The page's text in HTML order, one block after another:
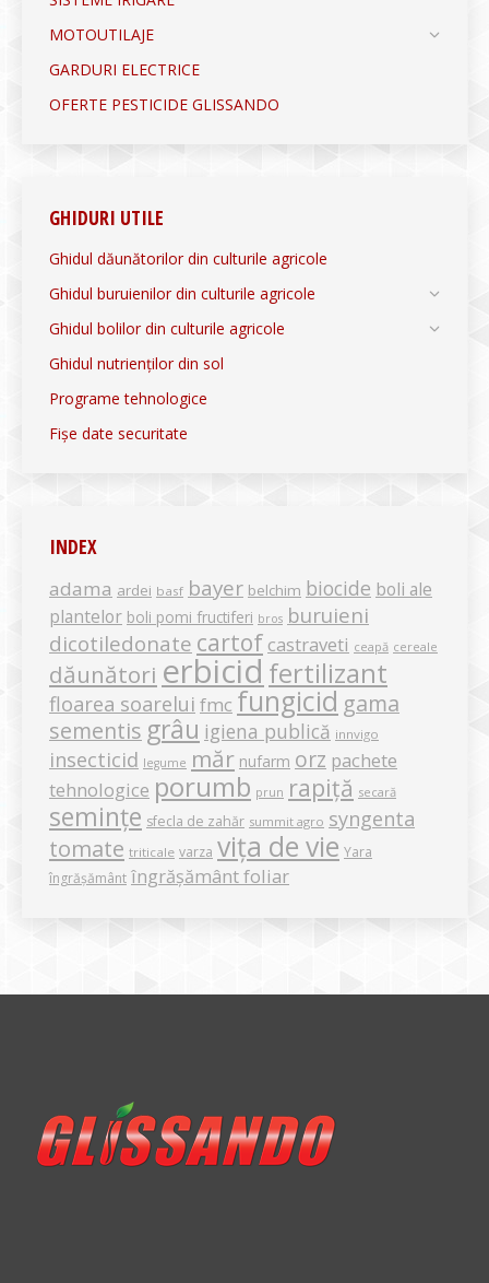
MOTOUTILAJE
GARDURI ELECTRICE
OFERTE PESTICIDE GLISSANDO
GHIDURI UTILE
Ghidul dăunătorilor din culturile agricole
Ghidul buruienilor din culturile agricole
Ghidul bolilor din culturile agricole
Ghidul nutrienților din sol
Programe tehnologice
Fișe date securitate
INDEX
adama ardei basf bayer belchim biocide boli ale
plantelor boli pomi fructiferi bros buruieni
dicotiledonate cartof castraveti ceapă cereale
dăunători erbicid fertilizant
floarea soarelui fmc fungicid gama
sementis grâu igiena publică innvigo
insecticid legume măr nufarm orz pachete
tehnologice porumb prun rapiță secară
semințe sfecla de zahăr summit agro syngenta
tomate triticale varza vița de vie Yara
îngrășământ îngrășământ foliar